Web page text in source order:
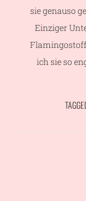
sie genauso
Einziger
Flamingostoff
ich sie so